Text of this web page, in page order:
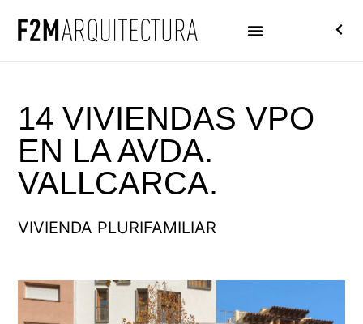
14 VIVIENDAS VPO
EN LA AVDA.
VALLCARCA.
VIVIENDA PLURIFAMILIAR